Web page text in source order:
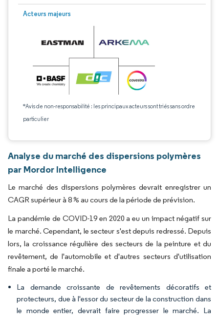
Acteurs majeurs
*Avis de non-responsabilité : les principaux acteurs sont triés sans ordre
particulier
Analyse du marché des dispersions polymères
par Mordor Intelligence
Le marché des dispersions polymères devrait enregistrer un
CAGR supérieur à 8 % au cours de la période de prévision.
La pandémie de COVID-19 en 2020 a eu un impact négatif sur
le marché. Cependant, le secteur s'est depuis redressé. Depuis
lors, la croissance régulière des secteurs de la peinture et du
revêtement, de l'automobile et d'autres secteurs d'utilisation
finale a porté le marché.
La demande croissante de revêtements décoratifs et
protecteurs, due à l'essor du secteur de la construction dans
le monde entier, devrait faire progresser le marché. La